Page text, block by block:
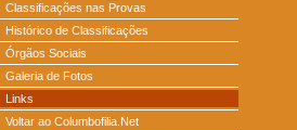
Classificações nas Provas
Histórico de Classificações
Órgãos Sociais
Galeria de Fotos
Links
Voltar ao Columbofilia.Net